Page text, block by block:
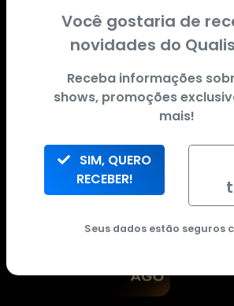
Você gostaria de
novidades do
Receba informações
shows, promoções
mais!
RECEBER!
Seus dados estão seguros